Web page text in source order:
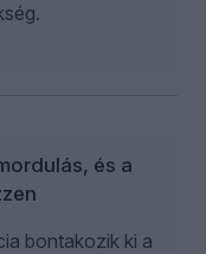
és a
bontakozik ki a